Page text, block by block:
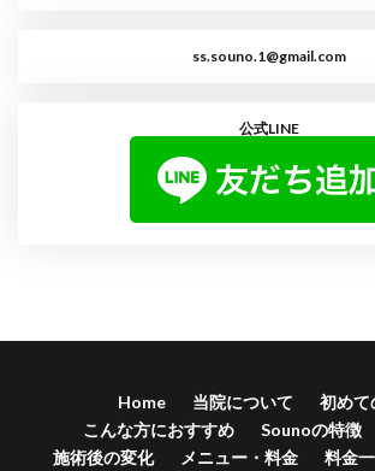
ss.souno.1@gmail.com
公式LINE
Home 当院について
初めて
こんな方におすすめ
Sounoの特徴
施術後の変化
メニュー・料金 料金